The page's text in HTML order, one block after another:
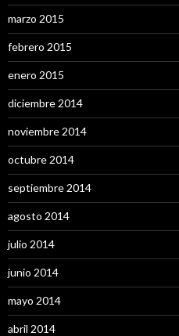
marzo 2015
febrero 2015
enero 2015
diciembre 2014
noviembre 2014
octubre 2014
septiembre 2014
agosto 2014
julio 2014
junio 2014
mayo 2014
abril 2014